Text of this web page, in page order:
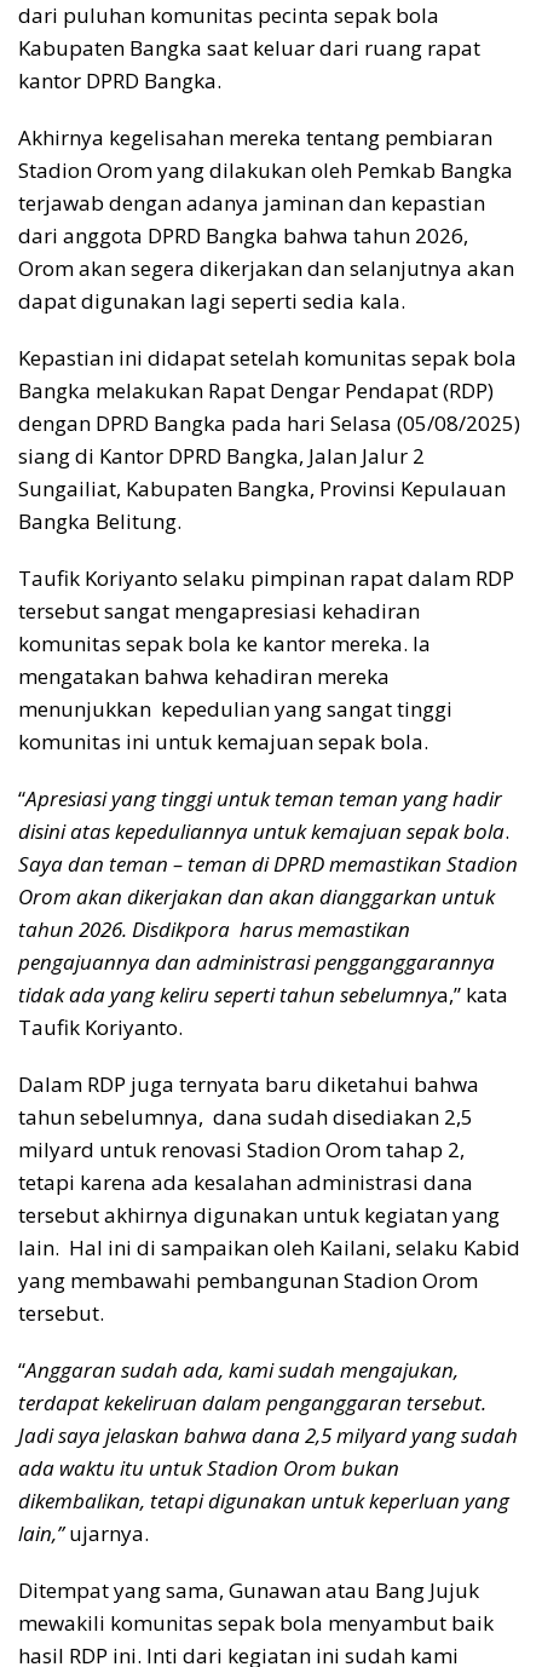
dari puluhan komunitas pecinta sepak bola
Kabupaten Bangka saat keluar dari ruang rapat
kantor DPRD Bangka.
Akhirnya kegelisahan mereka tentang pembiaran
Stadion Orom yang dilakukan oleh Pemkab Bangka
terjawab dengan adanya jaminan dan kepastian
dari anggota DPRD Bangka bahwa tahun 2026,
Orom akan segera dikerjakan dan selanjutnya akan
dapat digunakan lagi seperti sedia kala.
Kepastian ini didapat setelah komunitas sepak bola
Bangka melakukan Rapat Dengar Pendapat (RDP)
dengan DPRD Bangka pada hari Selasa (05/08/2025)
siang di Kantor DPRD Bangka, Jalan Jalur 2
Sungailiat, Kabupaten Bangka, Provinsi Kepulauan
Bangka Belitung.
Taufik Koriyanto selaku pimpinan rapat dalam RDP
tersebut sangat mengapresiasi kehadiran
komunitas sepak bola ke kantor mereka. Ia
mengatakan bahwa kehadiran mereka
menunjukkan kepedulian yang sangat tinggi
komunitas ini untuk kemajuan sepak bola.
“Apresiasi yang tinggi untuk teman teman yang hadir
disini atas kepeduliannya untuk kemajuan sepak bola.
Saya dan teman – teman di DPRD memastikan Stadion
Orom akan dikerjakan dan akan dianggarkan untuk
tahun 2026. Disdikpora harus memastikan
pengajuannya dan administrasi pengganggarannya
tidak ada yang keliru seperti tahun sebelumnya,” kata
Taufik Koriyanto.
Dalam RDP juga ternyata baru diketahui bahwa
tahun sebelumnya, dana sudah disediakan 2,5
milyard untuk renovasi Stadion Orom tahap 2,
tetapi karena ada kesalahan administrasi dana
tersebut akhirnya digunakan untuk kegiatan yang
lain. Hal ini di sampaikan oleh Kailani, selaku Kabid
yang membawahi pembangunan Stadion Orom
tersebut.
“Anggaran sudah ada, kami sudah mengajukan,
terdapat kekeliruan dalam penganggaran tersebut.
Jadi saya jelaskan bahwa dana 2,5 milyard yang sudah
ada waktu itu untuk Stadion Orom bukan
dikembalikan, tetapi digunakan untuk keperluan yang
lain,”ujarnya.
Ditempat yang sama, Gunawan atau Bang Jujuk
mewakili komunitas sepak bola menyambut baik
hasil RDP ini. Inti dari kegiatan ini sudah kami